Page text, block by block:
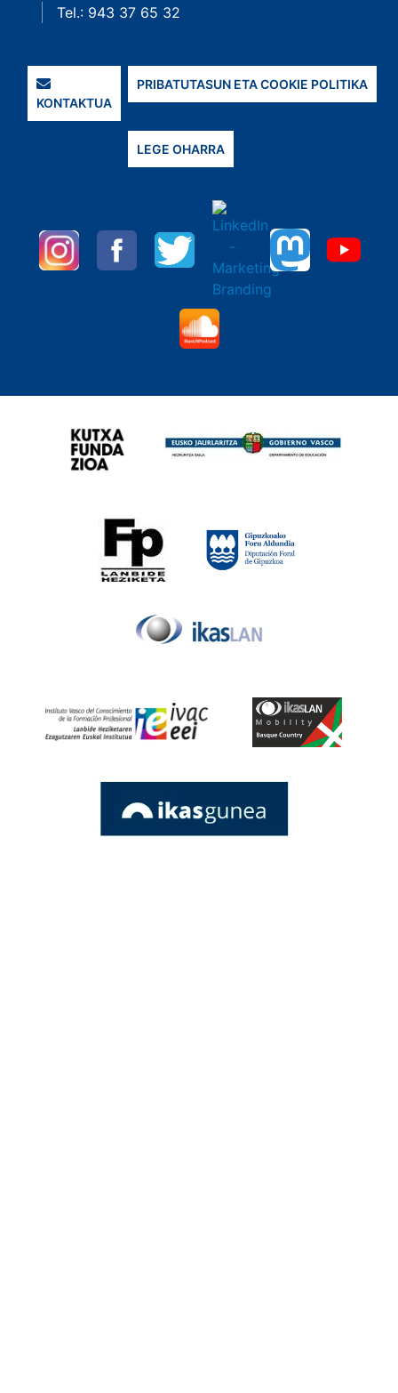
Tel.: 943 37 65 32
KONTAKTUA
PRIBATUTASUN ETA COOKIE POLITIKA
LEGE OHARRA